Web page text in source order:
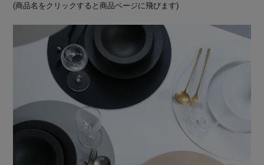
(商品名をクリックすると商品ページに飛びます)